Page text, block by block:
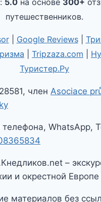
5.0 на основе 300+
путешественников.
| Google Reviews|
Tripzaza.com
Туристер.Ру
член Asociace
WhatsApp,
–
и окрестной Европе
материалов без